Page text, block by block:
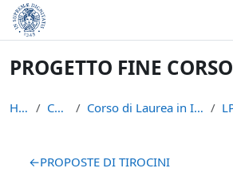
Skip to main content
PROGETTO FINE CORSO
Home Courses Corso di Laurea in Informatica (L-31)
Section outline
←PROPOSTE DI TIROCINI